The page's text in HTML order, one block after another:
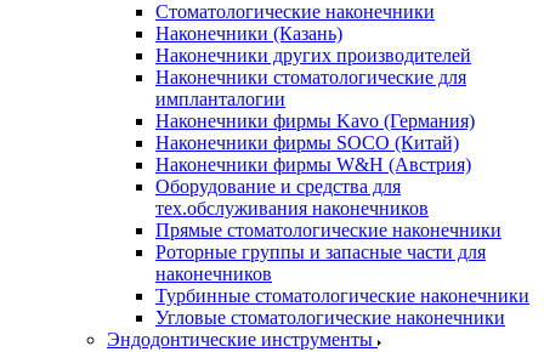
Стоматологические наконечники
Наконечники (Казань)
Наконечники других производителей
Наконечники стоматологические для
импланталогии
Наконечники фирмы Kavo (Германия)
Наконечники фирмы SOCO (Китай)
Наконечники фирмы W&H (Австрия)
Оборудование и средства для
тех.обслуживания наконечников
Прямые стоматологические наконечники
Роторные группы и запасные части для
наконечников
Турбинные стоматологические наконечники
Угловые стоматологические наконечники
Эндодонтические инструменты